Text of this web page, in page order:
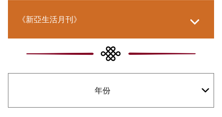
《新亞生活月刊》
《新亞．新知》
年份